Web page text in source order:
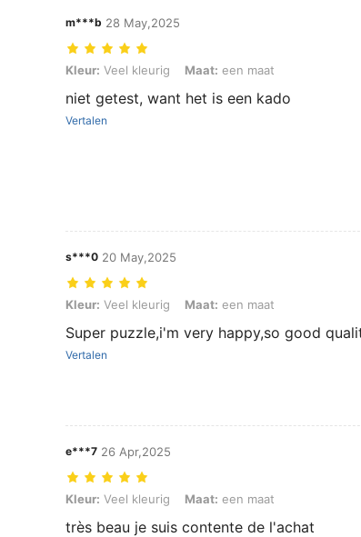
m***b 28 May,2025
Kleur: Veel kleurig, Maat: een maat
Kleur: Veel kleurig Maat: een maat
niet getest, want het is een kado
Vertalen
s***0 20 May,2025
Kleur: Veel kleurig, Maat: een maat
Kleur: Veel kleurig Maat: een maat
Super puzzle,i'm very happy,so good
Vertalen
e***7 26 Apr,2025
Kleur: Veel kleurig, Maat: een maat
Kleur: Veel kleurig Maat: een maat
très beau je suis contente de l'achat